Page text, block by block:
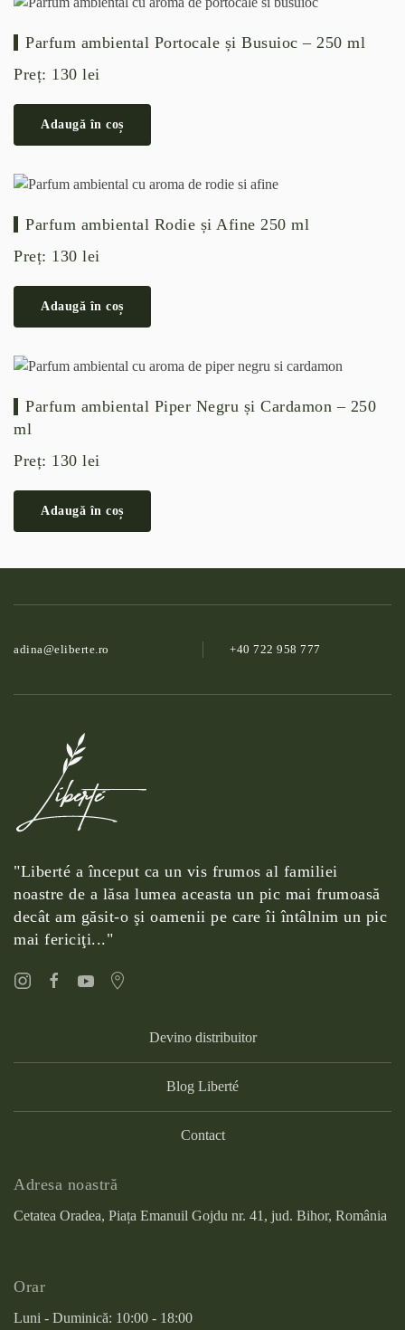
Parfum ambiental Portocale și Busuioc – 250 ml
Preț: 130 lei
Adaugă în coș
Parfum ambiental Rodie și Afine 250 ml
Preț: 130 lei
Adaugă în coș
Parfum ambiental Piper Negru și Cardamon – 250
ml
Preț: 130 lei
Adaugă în coș
adina@­eliberte.ro +40 722 958 777
"Liberté a început ca un vis frumos al familiei
noastre de a lăsa lumea aceasta un pic mai frumoasă
decât am găsit-o şi oamenii pe care îi întâlnim un pic
mai fericiţi..."
Devino distribuitor
Blog Liberté
Contact
Adresa noastră
Cetatea Oradea, Piața Emanuil Gojdu nr. 41, jud. Bihor, România
Orar
Luni - Duminică: 10:00 - 18:00